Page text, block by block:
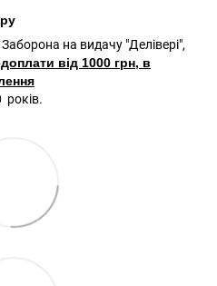
на видачу "Делівері",
від 1000 грн, в
років.